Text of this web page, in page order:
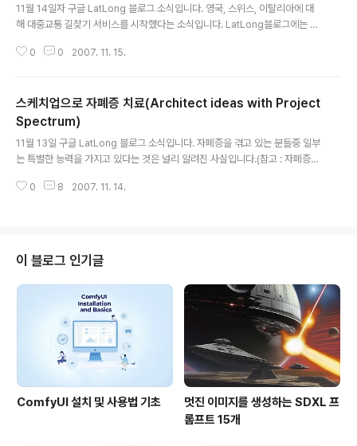
11월 14일자 구글 LatLong 블로그 소식입니다. 영국, 스위스, 이탈리아에 대
해 대중교통 길찾기 서비스를 시작했다는 소식입니다. LatLong블로그에는 대
보입니다. 다만, 이번엔 유럽에서 대중교통정보를 제공하는 것은 이번이 처음입
the train. Or the subway) 61. 구글 대중교통 업데이트(Every percent c
ounts) 67. 구글 대중교통정보 정식서비스 개시(Google Transit Graduat
es ..
0 0 2007. 11. 15.
스케치업으로 자폐증 치료(Architect ideas with Project
Spectrum)
11월 13일 구글 LatLong 블로그 소식입니다. 자폐증을 겪고 있는 분들중 일부
는 특별한 능력을 가지고 있다는 것은 널리 알려진 사실입니다.(참고 : 자폐증에
이 자폐증 환자역을 감동적으로 소화하면서 널리 알려지게 되었죠. 그런데, 구
었다는 소식입니다. 이 프로그램에서는 스케치업과 관련 교재를 무료로 제공한
다고 합니다. 아래 그림은 공식 스케치업 블로그에 들어있는 그림입니다. 왼쪽
은 C..
0 8 2007. 11. 14.
이 블로그 인기글
ComfyUI 설치 및 사용법 기초
멋진 이미지를 생성하는 SDXL 프
롬프트 15개